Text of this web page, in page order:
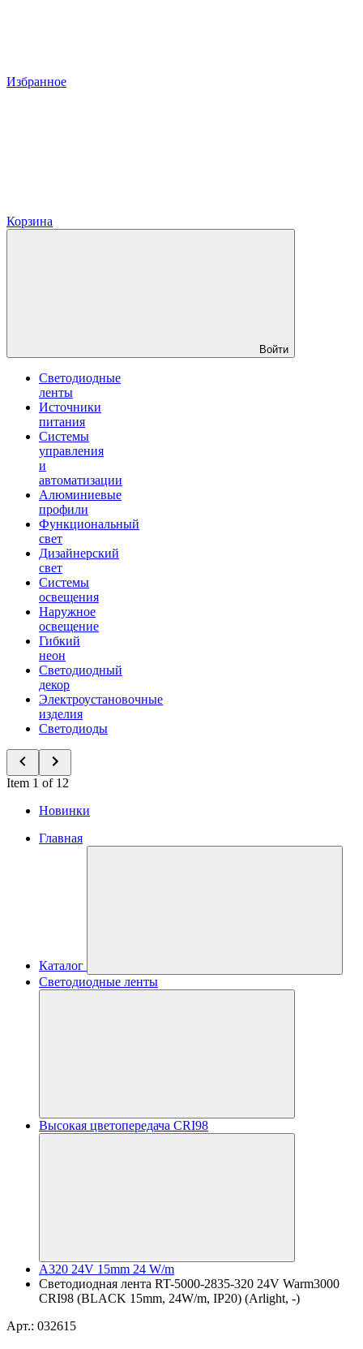
Избранное
Корзина
Войти
Светодиодные
ленты
Источники
питания
Системы
управления
и
автоматизации
Алюминиевые
профили
Функциональный
свет
Дизайнерский
свет
Системы
освещения
Наружное
освещение
Гибкий
неон
Светодиодный
декор
Электроустановочные
изделия
Светодиоды
Item 1 of 12
Новинки
Главная
Каталог
Светодиодные ленты
Высокая цветопередача CRI98
A320 24V 15mm 24 W/m
Светодиодная лента RT-5000-2835-320 24V Warm3000
CRI98 (BLACK 15mm, 24W/m, IP20) (Arlight, -)
Арт.: 032615